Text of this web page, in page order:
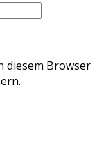
diesem Browser